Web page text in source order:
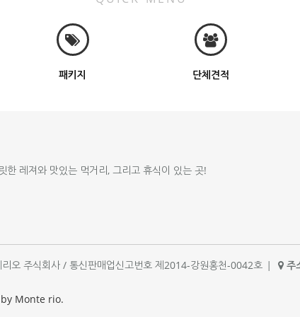
패키지 단체견적
레져와 맛있는 먹거리, 그리고 휴식이 있는 곳!
오 주식회사 / 통신판매업신고번호 제2014-강원홍천-0042호 |
주
Monte rio.